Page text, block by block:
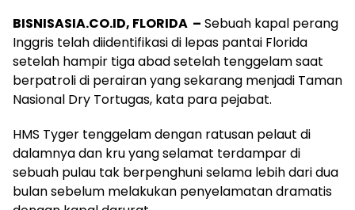
BISNISASIA.CO.ID, FLORIDA – Sebuah kapal perang
Inggris telah diidentifikasi di lepas pantai Florida
setelah hampir tiga abad setelah tenggelam saat
berpatroli di perairan yang sekarang menjadi Taman
Nasional Dry Tortugas, kata para pejabat.
HMS Tyger tenggelam dengan ratusan pelaut di
dalamnya dan kru yang selamat terdampar di
sebuah pulau tak berpenghuni selama lebih dari dua
bulan sebelum melakukan penyelamatan dramatis